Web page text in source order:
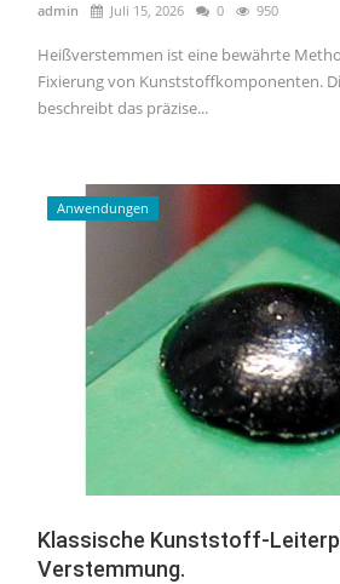
admin Juli 15, 2026 0 950
Heißverstemmen ist eine bewährte
Fixierung von Kunststoffkomponenten.
beschreibt das präzise...
Anwendungen
Klassische Kunststoff-
Verstemmung.